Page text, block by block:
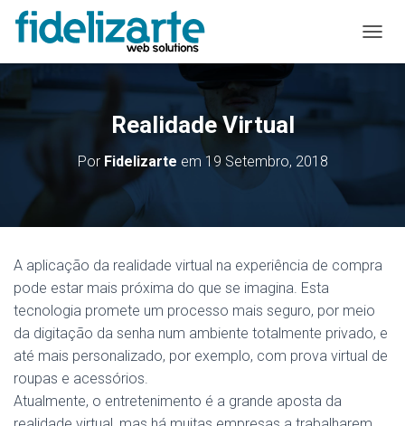
L
G
O
Realidade Virtual
Por Fidelizarte em 19 Setembro, 2018
A aplicação da realidade virtual na experiência de compra
pode estar mais próxima do que se imagina. Esta
tecnologia promete um processo mais seguro, por meio
da digitação da senha num ambiente totalmente privado, e
até mais personalizado, por exemplo, com prova virtual de
roupas e acessórios.
Atualmente, o entretenimento é a grande aposta da